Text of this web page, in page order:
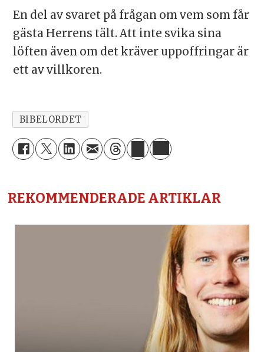
En del av svaret på frågan om vem som får
gästa Herrens tält. Att inte svika sina
löften även om det kräver uppoffringar är
ett av villkoren.
BIBELORDET
REKOMMENDERADE ARTIKLAR